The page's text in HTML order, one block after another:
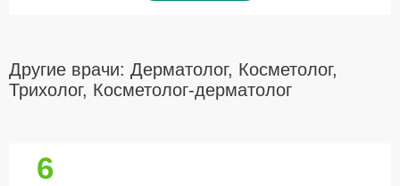
Другие врачи: Дерматолог, Косметолог,
Трихолог, Косметолог-дерматолог
6